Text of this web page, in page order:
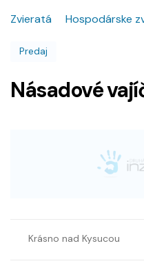
Zvieratá Hospodárske
Predaj
Násadové
Krásno nad Kysucou